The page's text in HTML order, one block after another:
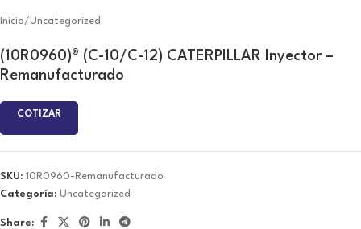
Inicio/Uncategorized
(10R0960)® (C-10/C-12) CATERPILLAR Inyector –
Remanufacturado
COTIZAR
SKU: 10R0960-Remanufacturado
Categoría: Uncategorized
Share: